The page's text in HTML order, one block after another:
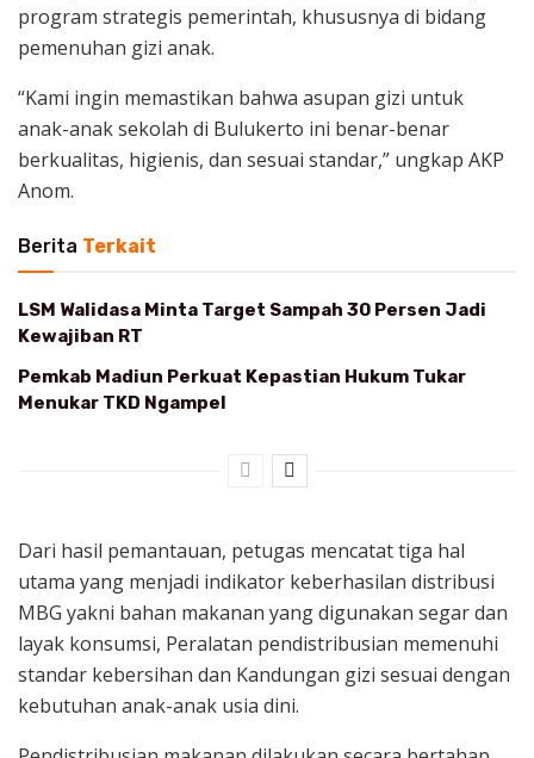
program strategis pemerintah, khususnya di bidang
pemenuhan gizi anak.
“Kami ingin memastikan bahwa asupan gizi untuk
anak-anak sekolah di Bulukerto ini benar-benar
berkualitas, higienis, dan sesuai standar,” ungkap AKP
Anom.
Berita Terkait
LSM Walidasa Minta Target Sampah 30 Persen Jadi
Kewajiban RT
Pemkab Madiun Perkuat Kepastian Hukum Tukar
Menukar TKD Ngampel
Dari hasil pemantauan, petugas mencatat tiga hal
utama yang menjadi indikator keberhasilan distribusi
MBG yakni bahan makanan yang digunakan segar dan
layak konsumsi, Peralatan pendistribusian memenuhi
standar kebersihan dan Kandungan gizi sesuai dengan
kebutuhan anak-anak usia dini.